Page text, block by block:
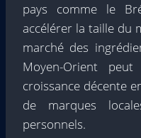
pays comme le
accélérer la taille du
marché des
Moyen-Orient
croissance décente
de marques
personnels.